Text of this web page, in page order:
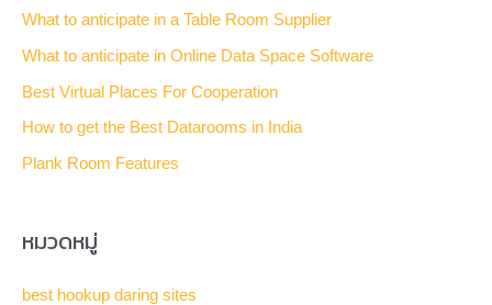
c
r
:
What to anticipate in a Table Room Supplier
What to anticipate in Online Data Space Software
Best Virtual Places For Cooperation
How to get the Best Datarooms in India
Plank Room Features
หมวดหมู่
best hookup daring sites